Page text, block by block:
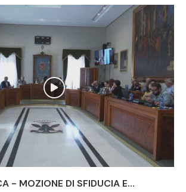
- MOZIONE DI SFIDUCIA E...